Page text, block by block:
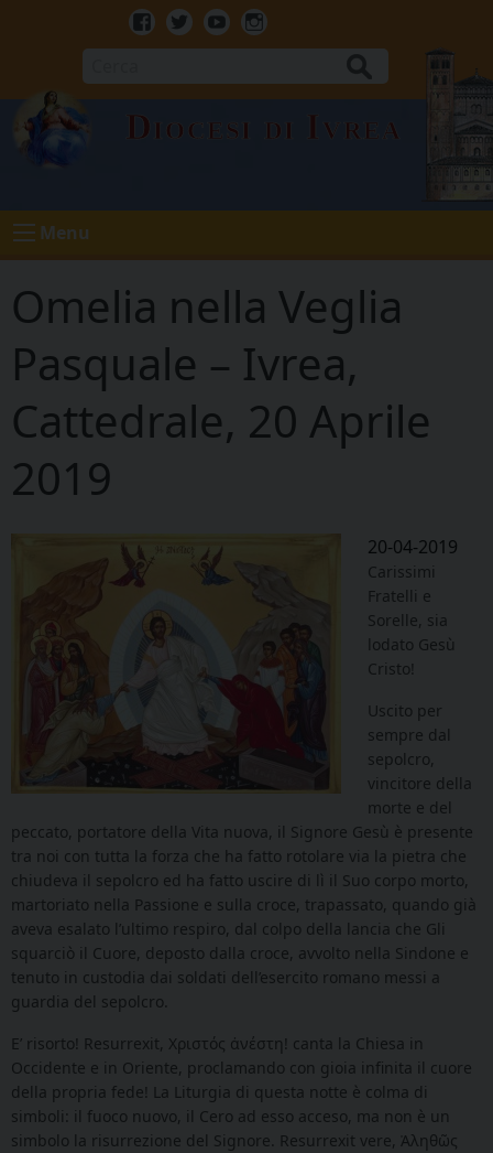
Facebook
TwitterYoutubeInstagram
Diocesi di Ivrea
Menu
Omelia nella Veglia
Pasquale – Ivrea,
Cattedrale, 20 Aprile
2019
20-04-2019
Carissimi
Fratelli e
Sorelle, sia
lodato Gesù
Cristo!
Uscito per
sempre dal
sepolcro,
vincitore della
morte e del
peccato, portatore della Vita nuova, il Signore Gesù è presente
tra noi con tutta la forza che ha fatto rotolare via la pietra che
chiudeva il sepolcro ed ha fatto uscire di lì il Suo corpo morto,
martoriato nella Passione e sulla croce, trapassato, quando già
aveva esalato l’ultimo respiro, dal colpo della lancia che Gli
squarciò il Cuore, deposto dalla croce, avvolto nella Sindone e
tenuto in custodia dai soldati dell’esercito romano messi a
guardia del sepolcro.
E’ risorto! Resurrexit, Χριστός ἀνέστη! canta la Chiesa in
Occidente e in Oriente, proclamando con gioia infinita il cuore
della propria fede! La Liturgia di questa notte è colma di
simboli: il fuoco nuovo, il Cero ad esso acceso, ma non è un
simbolo la risurrezione del Signore. Resurrexit vere, Ἀληθῶς